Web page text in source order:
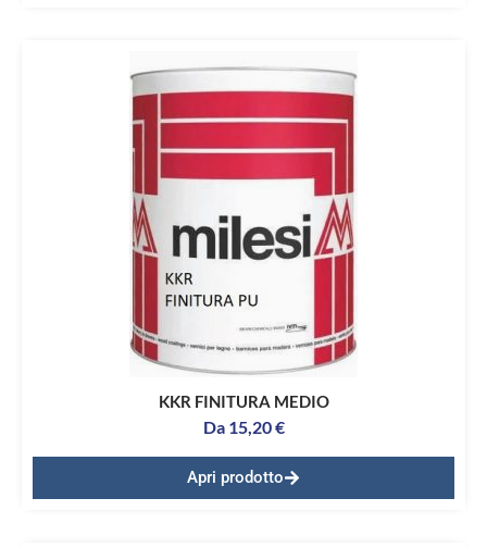
KKR FINITURA MEDIO
Da 15,20€
Apri prodotto